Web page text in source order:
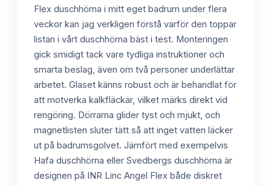
Flex duschhörna i mitt eget badrum under flera
veckor kan jag verkligen förstå varför den toppar
listan i vårt duschhörna bäst i test. Monteringen
gick smidigt tack vare tydliga instruktioner och
smarta beslag, även om två personer underlättar
arbetet. Glaset känns robust och är behandlat för
att motverka kalkfläckar, vilket märks direkt vid
rengöring. Dörrarna glider tyst och mjukt, och
magnetlisten sluter tätt så att inget vatten läcker
ut på badrumsgolvet. Jämfört med exempelvis
Hafa duschhörna eller Svedbergs duschhörna är
designen på INR Linc Angel Flex både diskret